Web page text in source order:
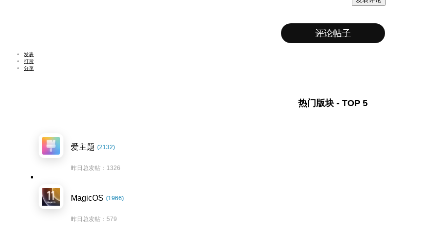
评论帖子
发表
打赏
分享
热门版块 - TOP 5
爱主题 (2132)
昨日总发帖：1326
MagicOS (1966)
昨日总发帖：579